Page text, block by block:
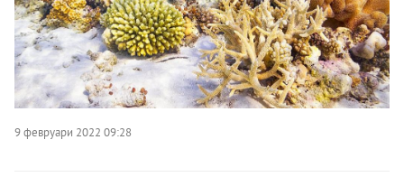
9 февруари 2022 09:28